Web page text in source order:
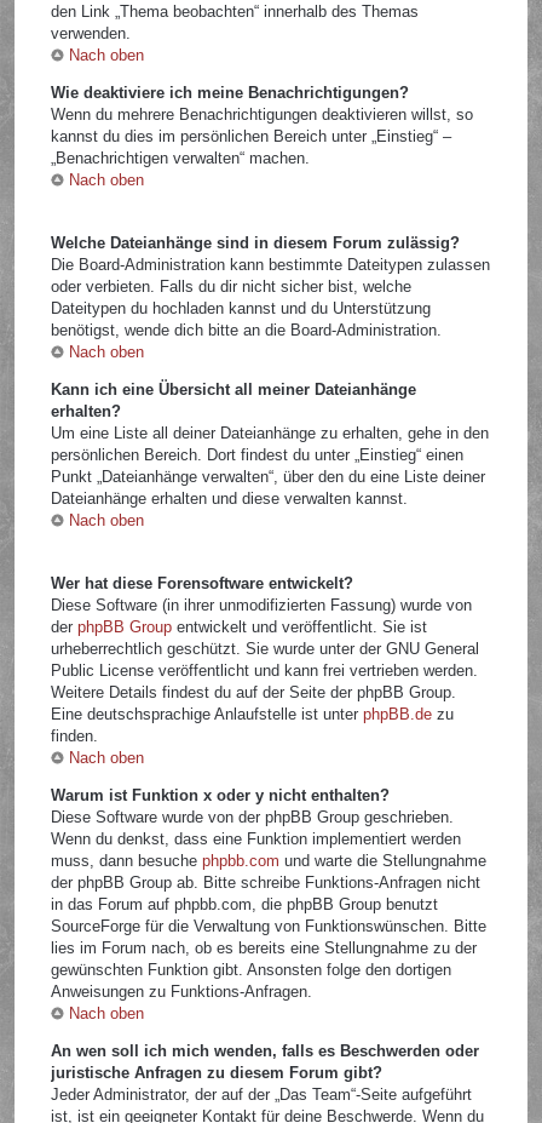
den Link „Thema beobachten“ innerhalb des Themas
verwenden.
Nach oben
Wie deaktiviere ich meine Benachrichtigungen?
Wenn du mehrere Benachrichtigungen deaktivieren willst, so
kannst du dies im persönlichen Bereich unter „Einstieg“ –
„Benachrichtigen verwalten“ machen.
Nach oben
Welche Dateianhänge sind in diesem Forum zulässig?
Die Board-Administration kann bestimmte Dateitypen zulassen
oder verbieten. Falls du dir nicht sicher bist, welche
Dateitypen du hochladen kannst und du Unterstützung
benötigst, wende dich bitte an die Board-Administration.
Nach oben
Kann ich eine Übersicht all meiner Dateianhänge
erhalten?
Um eine Liste all deiner Dateianhänge zu erhalten, gehe in den
persönlichen Bereich. Dort findest du unter „Einstieg“ einen
Punkt „Dateianhänge verwalten“, über den du eine Liste deiner
Dateianhänge erhalten und diese verwalten kannst.
Nach oben
Wer hat diese Forensoftware entwickelt?
Diese Software (in ihrer unmodifizierten Fassung) wurde von
derphpBB Group entwickelt und veröffentlicht. Sie ist
urheberrechtlich geschützt. Sie wurde unter der GNU General
Public License veröffentlicht und kann frei vertrieben werden.
Weitere Details findest du auf der Seite der phpBB Group.
Eine deutschsprachige Anlaufstelle ist unterphpBB.de zu
finden.
Nach oben
Warum ist Funktion x oder y nicht enthalten?
Diese Software wurde von der phpBB Group geschrieben.
Wenn du denkst, dass eine Funktion implementiert werden
muss, dann besuchephpbb.com und warte die Stellungnahme
der phpBB Group ab. Bitte schreibe Funktions-Anfragen nicht
in das Forum auf phpbb.com, die phpBB Group benutzt
SourceForge für die Verwaltung von Funktionswünschen. Bitte
lies im Forum nach, ob es bereits eine Stellungnahme zu der
gewünschten Funktion gibt. Ansonsten folge den dortigen
Anweisungen zu Funktions-Anfragen.
Nach oben
An wen soll ich mich wenden, falls es Beschwerden oder
juristische Anfragen zu diesem Forum gibt?
Jeder Administrator, der auf der „Das Team“-Seite aufgeführt
ist, ist ein geeigneter Kontakt für deine Beschwerde. Wenn du